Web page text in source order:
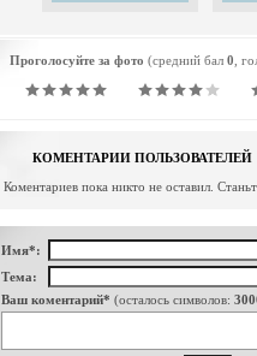
Проголосуйте за фото (средний бал 0 ,
КОМЕНТАРИИ ПОЛЬЗОВАТЕЛЕЙ
Коментариев пока никто не оставил.
Имя*:
Тема:
Ваш коментарий* (осталось символов: